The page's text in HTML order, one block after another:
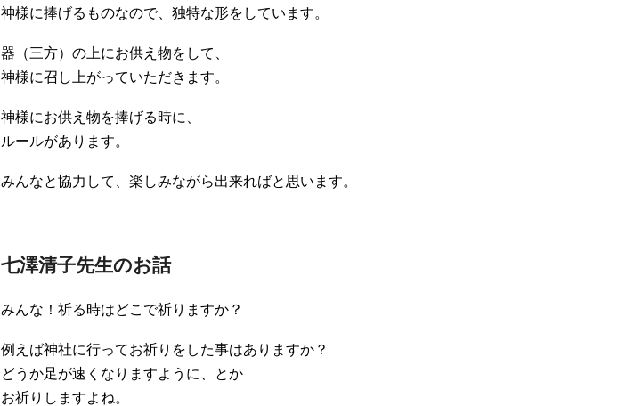
神様に捧げるものなので、独特な形をしています。
器（三方）の上にお供え物をして、
神様に召し上がっていただきます。
神様にお供え物を捧げる時に、
ルールがあります。
みんなと協力して、楽しみながら出来ればと思います。
七澤清子先生のお話
みんな！祈る時はどこで祈りますか？
例えば神社に行ってお祈りをした事はありますか？
どうか足が速くなりますように、とか
お祈りしますよね。